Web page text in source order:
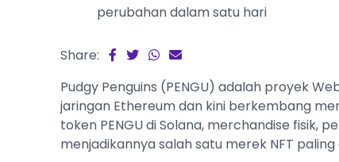
perubahan dalam satu hari
Share:
Pudgy Penguins (PENGU) adalah proyek
jaringan Ethereum dan kini berkembang
token PENGU di Solana, merchandise fisik,
menjadikannya salah satu merek NFT